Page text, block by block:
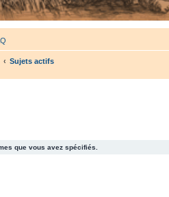
Sujets actifs
que vous avez spécifiés.